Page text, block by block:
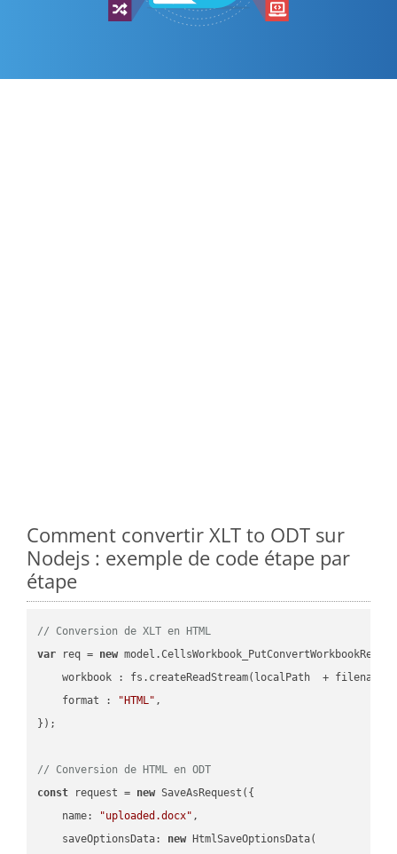
Comment convertir XLT to ODT sur
Nodejs : exemple de code étape par
étape
// Conversion de XLT en HTML
var req = new
workbook : fs.createReadStream(localPath  + filename
format : "HTML" ,
});
// Conversion de HTML en ODT
const request = new SaveAsRequest({
name: "uploaded.docx" ,
saveOptionsData: new HtmlSaveOptionsData(